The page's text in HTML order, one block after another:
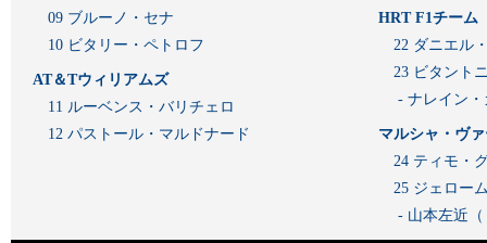
09 ブルーノ・セナ
10 ビタリー・ペトロフ
AT＆Tウィリアムズ
11 ルーベンス・バリチェロ
12 パストール・マルドナード
HRT F1チーム
22 ダニエル
23 ビタント
- ナレイン
マルシャ・ヴ
24 ティモ・
25 ジェロー
- 山本左近